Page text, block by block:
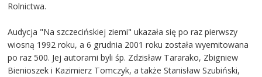
Rolnictwa.
Audycja "Na szczecińskiej ziemi" ukazała się po raz pierwszy
wiosną 1992 roku, a 6 grudnia 2001 roku została wyemitowana
po raz 500. Jej autorami byli śp. Zdzisław Tararako, Zbigniew
Bienioszek i Kazimierz Tomczyk, a także Stanisław Szubiński,